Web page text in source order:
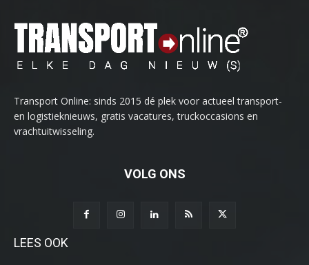
Transport Online: sinds 2015 dé plek voor actueel transport-
en logistieknieuws, gratis vacatures, truckoccasions en
vrachtuitwisseling.
VOLG ONS
LEES OOK